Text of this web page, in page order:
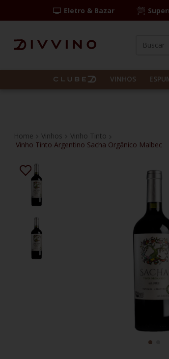
Eletro & Bazar
º las
5º itália
9
10º
VINHOS
Vinhos
Vinho Tinto
Vinho Tinto Argentino Sacha Orgânico Malbec